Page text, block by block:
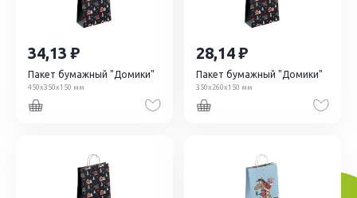
390х150х80
320х320х180
240х120х80
34,13
Пакет бумажный "Домики"
450х350х150 мм
28,14
Пакет бумажный "Домики"
350х260х150 мм